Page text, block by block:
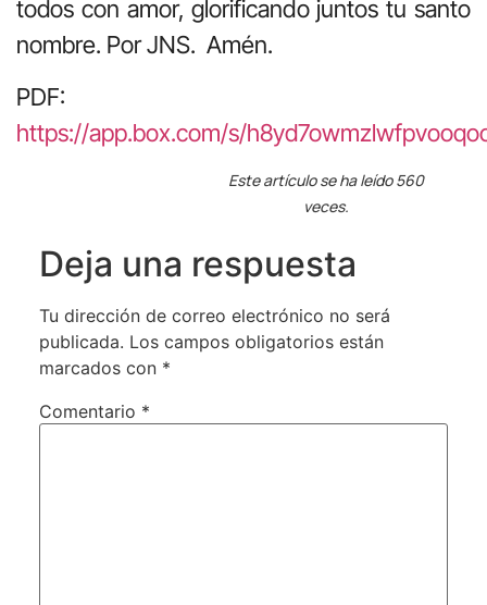
todos con amor, glorificando juntos tu santo
nombre. Por JNS. Amén.
PDF:
https://app.box.com/s/
Este artículo se ha leído 560
veces.
Deja una respuesta
Tu dirección de correo electrónico no será
publicada. Los campos obligatorios están
marcados con *
Comentario *